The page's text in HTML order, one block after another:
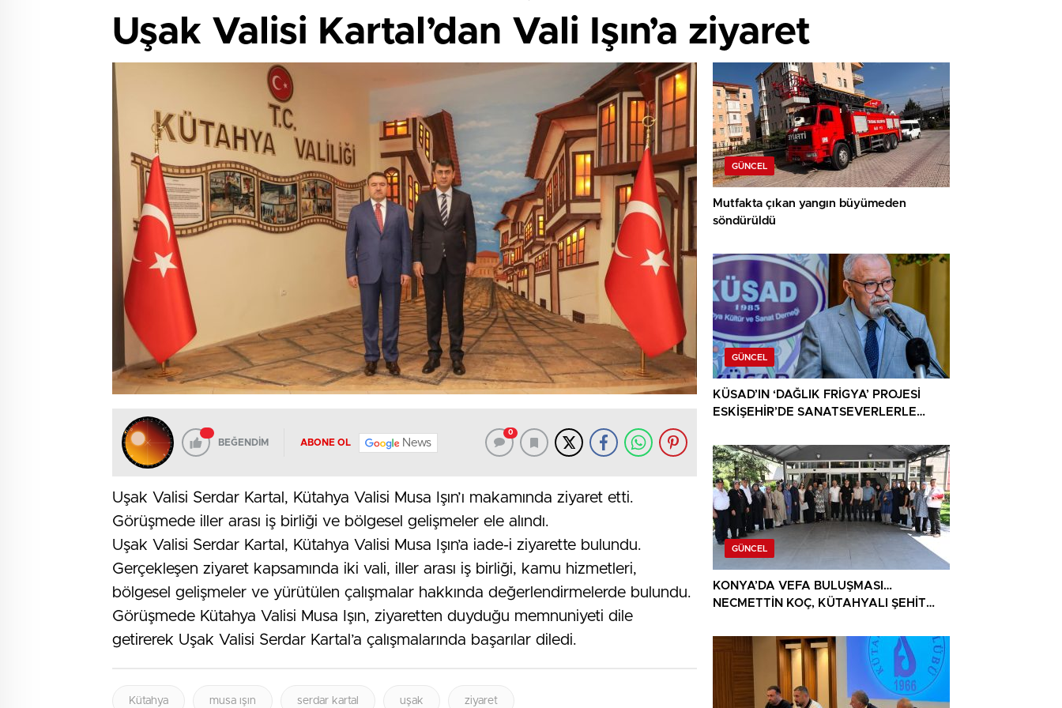
Uşak Valisi Kartal’dan Vali Işın’a ziyaret
BEĞENDİM ABONE OL News
0
Uşak Valisi Serdar Kartal, Kütahya Valisi Musa Işın’ı makamında ziyaret etti.
Görüşmede iller arası iş birliği ve bölgesel gelişmeler ele alındı.
Uşak Valisi Serdar Kartal, Kütahya Valisi Musa Işın’a iade-i ziyarette bulundu.
Gerçekleşen ziyaret kapsamında iki vali, iller arası iş birliği, kamu hizmetleri,
bölgesel gelişmeler ve yürütülen çalışmalar hakkında değerlendirmelerde bulundu.
Görüşmede Kütahya Valisi Musa Işın, ziyaretten duyduğu memnuniyeti dile
getirerek Uşak Valisi Serdar Kartal’a çalışmalarında başarılar diledi.
Kütahya musa ışın serdar kartal uşak ziyaret
GÜNCEL
Mutfakta çıkan yangın büyümeden
söndürüldü
GÜNCEL
KÜSAD’IN ‘DAĞLIK FRİGYA’ PROJESİ
ESKİŞEHİR’DE SANATSEVERLERLE
GÜNCEL
KONYA’DA VEFA BULUŞMASI…
NECMETTİN KOÇ, KÜTAHYALI ŞEHİT